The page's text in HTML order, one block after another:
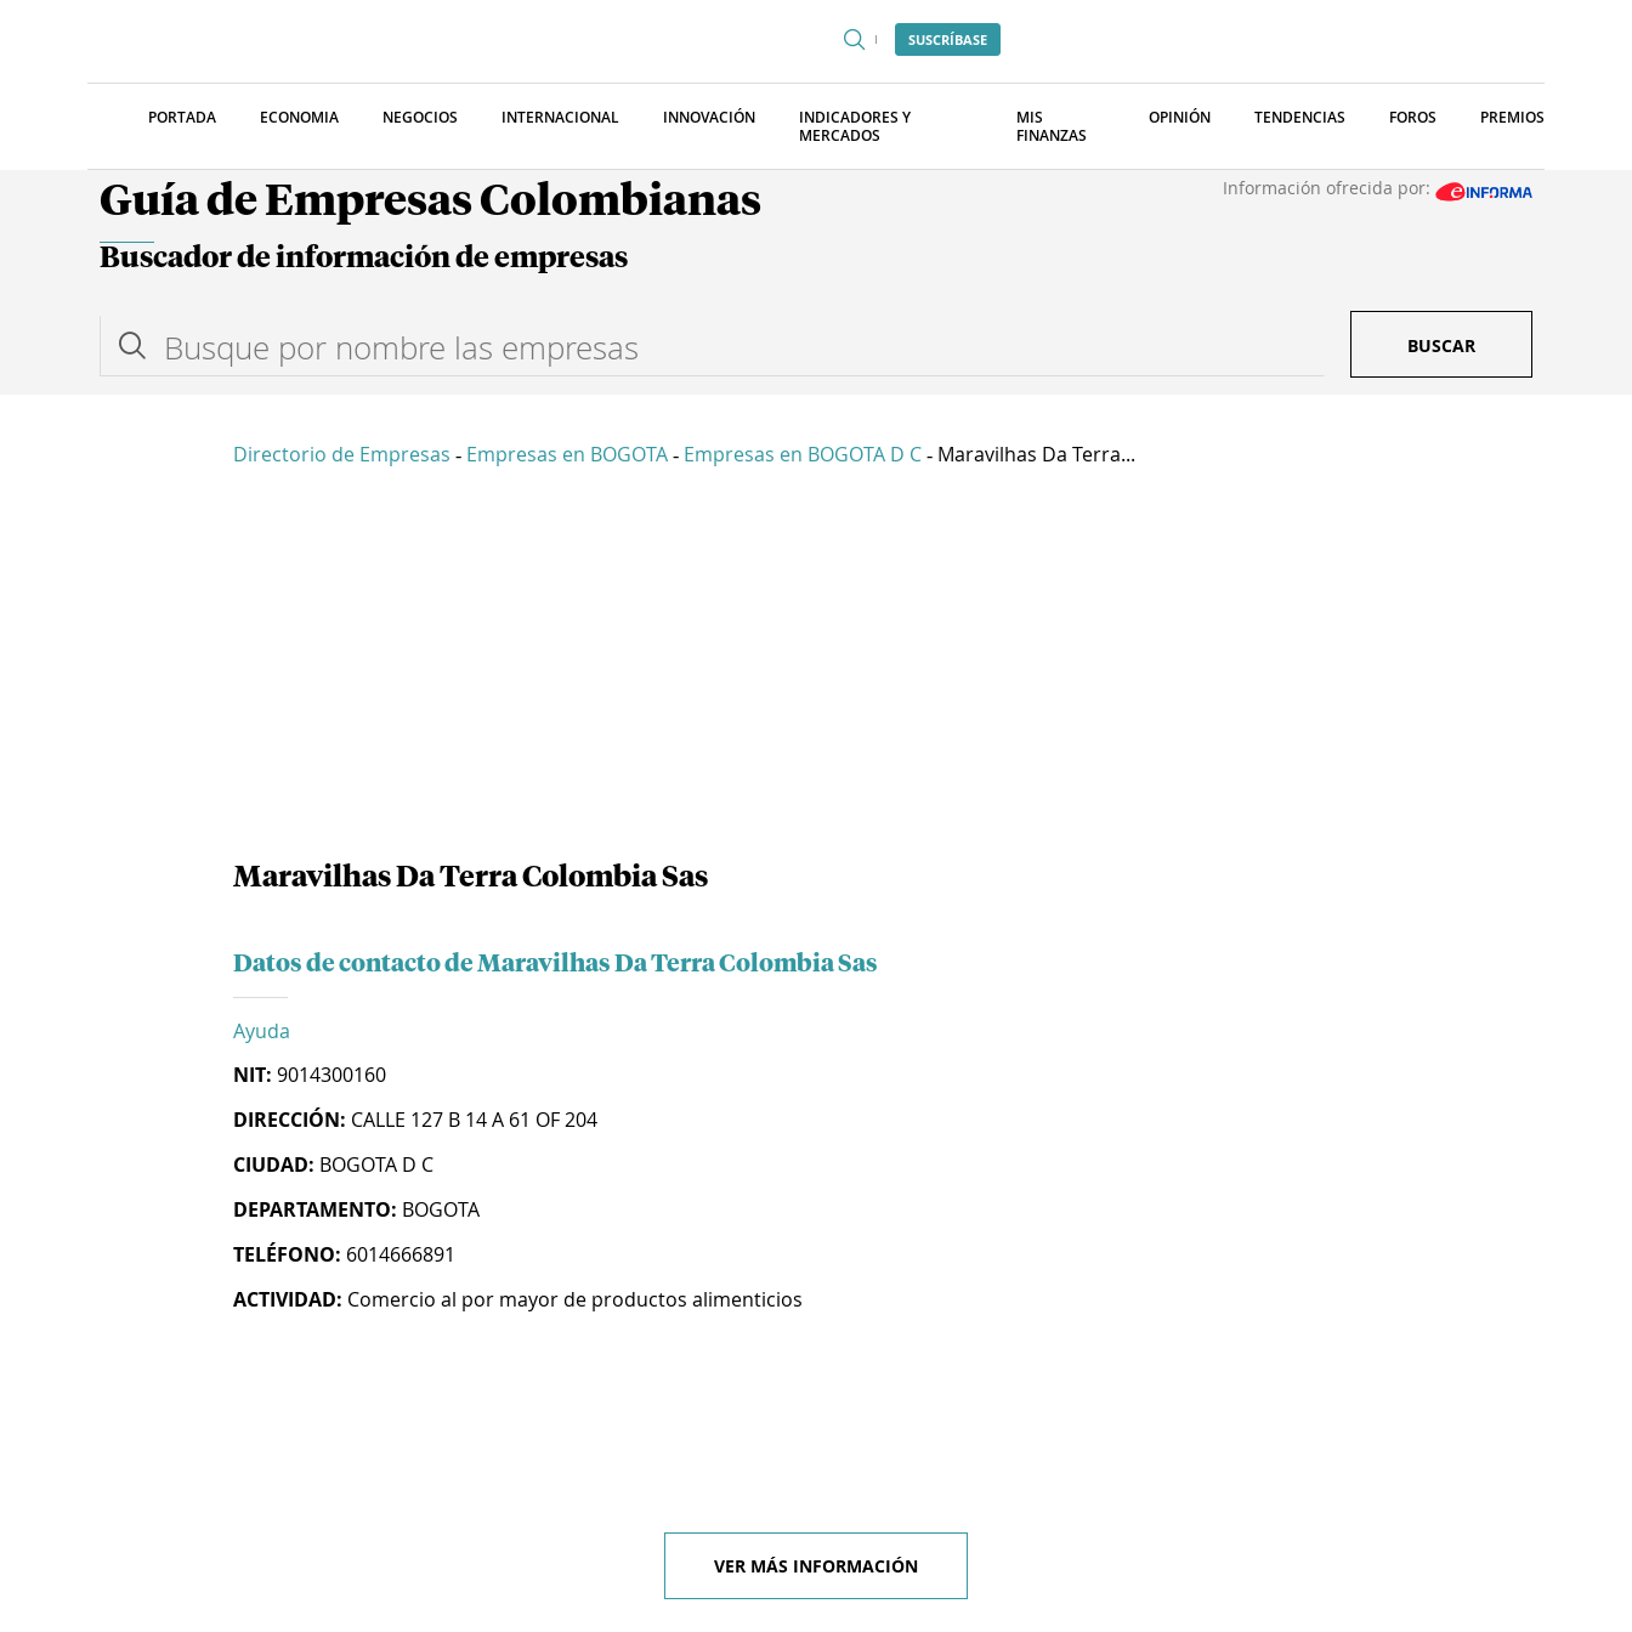
SUSCRÍBASE
PORTADA ECONOMIA NEGOCIOS INTERNACIONAL INNOVACIÓN
INDICADORES Y
MERCADOS
MIS
FINANZAS
OPINIÓN TENDENCIAS FOROS PREMIOS
Guía de Empresas Colombianas Información ofrecida por:
Buscador de información de empresas
BUSCAR
Directorio de Empresas - Empresas en BOGOTA - Empresas en BOGOTA D C - Maravilhas Da Terra...
Maravilhas Da Terra Colombia Sas
Datos de contacto de Maravilhas Da Terra Colombia Sas
Ayuda
NIT: 9014300160
DIRECCIÓN: CALLE 127 B 14 A 61 OF 204
CIUDAD: BOGOTA D C
DEPARTAMENTO: BOGOTA
TELÉFONO: 6014666891
ACTIVIDAD: Comercio al por mayor de productos alimenticios
VER MÁS INFORMACIÓN